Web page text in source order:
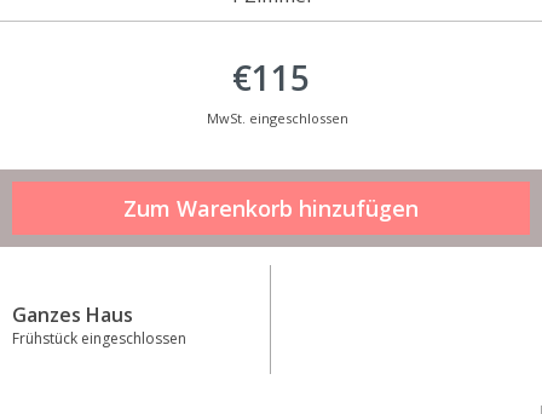
€115
MwSt. eingeschlossen
Ganzes Haus
Frühstück eingeschlossen